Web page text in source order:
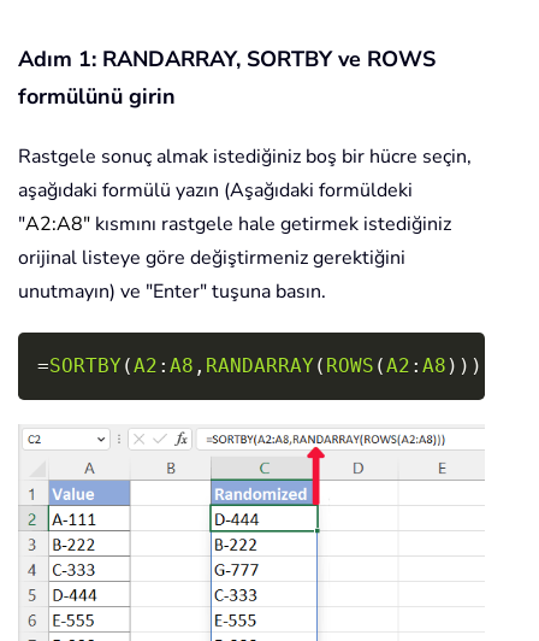
Adım 1: RANDARRAY, SORTBY ve ROWS
formülünü girin
Rastgele sonuç almak istediğiniz boş bir hücre seçin,
aşağıdaki formülü yazın (Aşağıdaki formüldeki
"A2:A8" kısmını rastgele hale getirmek istediğiniz
orijinal listeye göre değiştirmeniz gerektiğini
unutmayın) ve "Enter" tuşuna basın.
=SORTBY (A2 : A8 , RANDARRAY ( ROWS (A2 : A8 ) ) )
Copy